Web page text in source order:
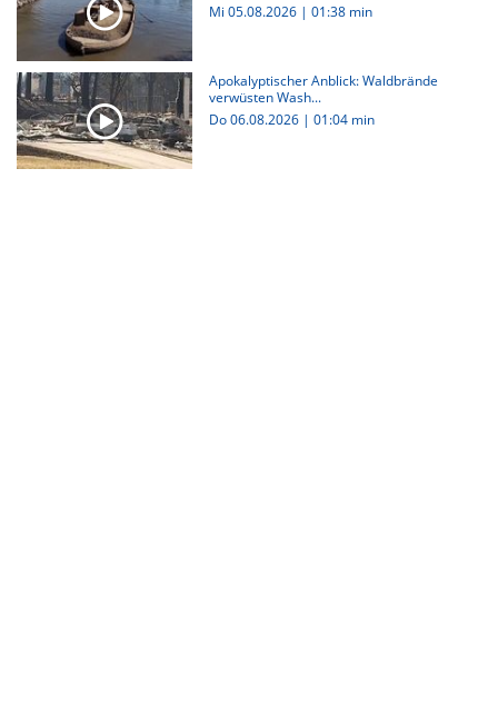
Mi 05.08.2026 | 01:38 min
Apokalyptischer Anblick: Waldbrände
verwüsten Wash...
Do 06.08.2026 | 01:04 min